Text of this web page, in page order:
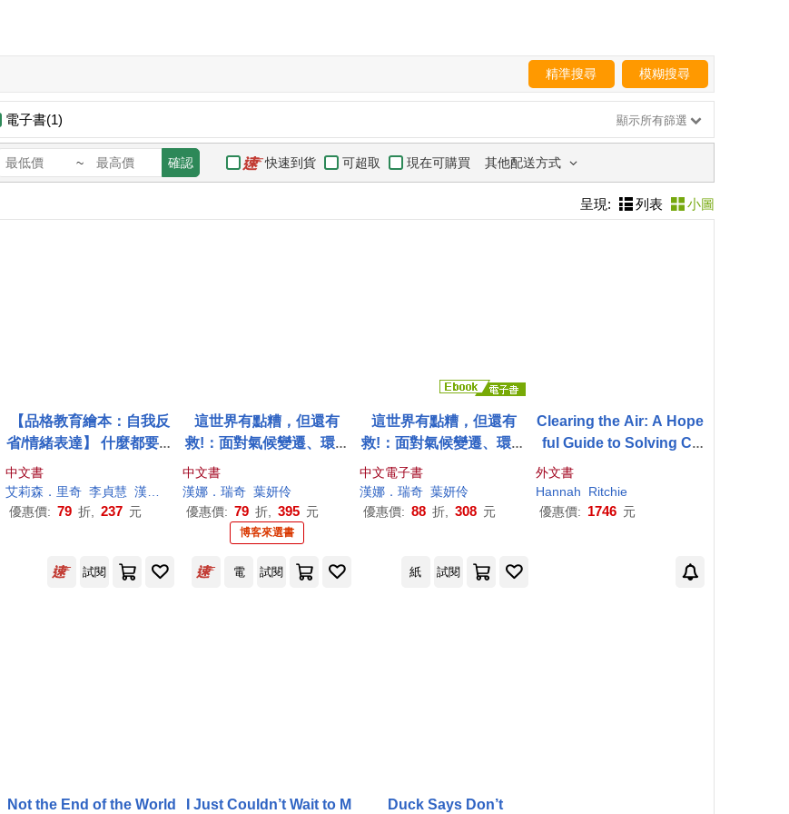
精準搜尋 模糊搜尋
電子書(1) 顯示所有篩選
~ 確認 快速到貨 可超取 現在可購買 其他配送方式
呈現: 列表 小圖
【品格教育繪本：自我反
省/情緒表達】 什麼都要管
的鴨霸王: 你們都要聽我
的! (Duck Says Don’t)
中文書
艾莉森．里奇 李貞慧 漢娜．喬治（ HannahGeorge）
優惠價: 79 折, 237 元
這世界有點糟，但還有
救!：面對氣候變遷、環境
汙染、物種滅絕，用數據
打敗末日宿命，從七個永
續關鍵點啟動「對地球
好」的行動
中文書
漢娜．瑞奇 葉妍伶
優惠價: 79 折, 395 元
博客來選書
這世界有點糟，但還有
救!：面對氣候變遷、環境
汙染、物種滅絕，用數據
打敗末日宿命，從七個永
續關鍵點啟動「對地球
中文電子書
漢娜．瑞奇 葉妍伶
優惠價: 88 折, 308 元
Clearing the Air: A Hope
ful Guide to Solving Cli
mate Change in 50 Ques
tions and Answers
外文書
Hannah
Ritchie
優惠價: 1746 元
試閱 電 試閱 紙 試閱
Not the End of the World I Just Couldn’t Wait to M Duck Says Don’t